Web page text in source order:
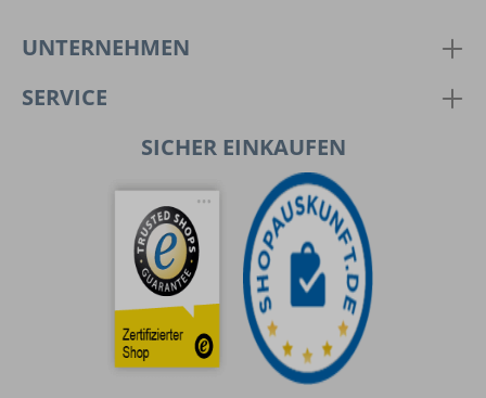
UNTERNEHMEN
SERVICE
SICHER EINKAUFEN